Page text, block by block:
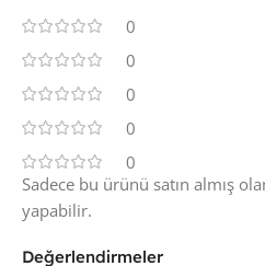
0
0
0
0
0
Değerlendirmeler
Sadece bu ürünü satın almış
yapabilir.